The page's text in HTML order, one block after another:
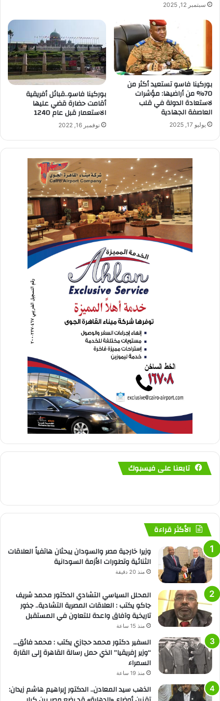
سبتمبر 12, 2025
بوركينا فاسو تستعيد أكثر من
70% من أراضيها: مؤشرات
لاستعادة الدولة في قلب
العاصفة الجهادية
يوليو 17, 2025
بوركينا فاسو..قبائل أفريقية
أقامت حضارة قضي عليها
الاستعمار قبل عام 1240
نوفمبر 16, 2022
تابعنا على فيسبوك
الأكثر قراءة
وزيرا خارجية مصر والسودان يبحثان هاتفياً العلاقات
الثنائية وتطورات الأزمة السودانية
منذ 20 دقيقة
المحلل السياسي التشادي الدكتور محمد شريف
جاكو يكتب : العلاقات المصرية التشادية.. جذور
تاريخية وآفاق واعدة للتعاون في المستقبل
منذ 15 ساعة
السفير دكتور محمد حجازي يكتب : محمد فائق…
“وزير إفريقيا” الذي حمل رسالة القاهرة إلى القارة
السمراء
منذ 19 ساعة
الذهب سيد المعادن.. الدكتور إبراهيم هاشم زيدان: